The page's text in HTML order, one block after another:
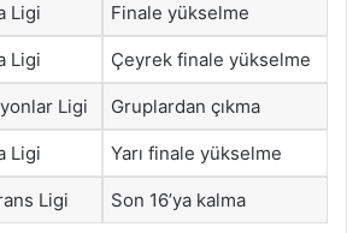
Ligi Finale yükselme
Ligi Çeyrek finale yükselme
Ligi Gruplardan çıkma
Ligi Yarı finale yükselme
Ligi Son 16’ya kalma